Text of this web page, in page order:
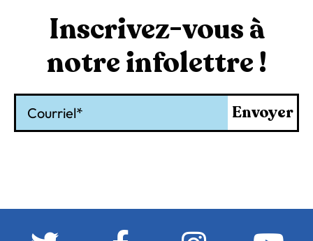
Inscrivez-vous à
notre infolettre !
Envoyer